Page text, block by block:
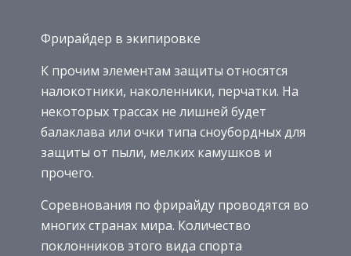
Фрирайдер в экипировке
К прочим элементам защиты относятся
налокотники, наколенники, перчатки. На
некоторых трассах не лишней будет
балаклава или очки типа сноубордных для
защиты от пыли, мелких камушков и
прочего.
Соревнования по фрирайду проводятся во
многих странах мира. Количество
поклонников этого вида спорта